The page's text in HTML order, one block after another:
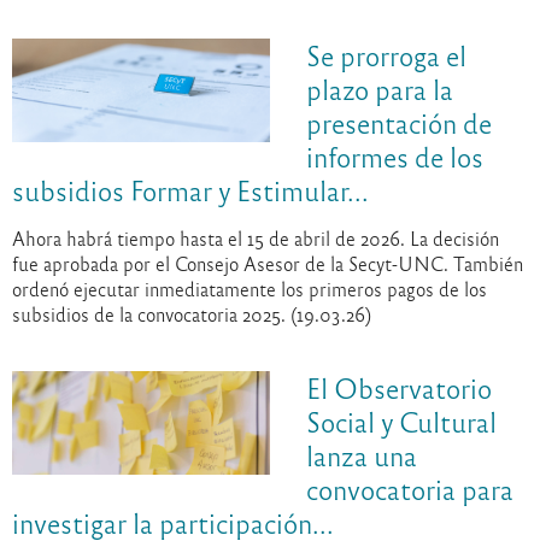
Se prorroga el
plazo para la
presentación de
informes de los
subsidios Formar y Estimular...
Ahora habrá tiempo hasta el 15 de abril de 2026. La decisión
fue aprobada por el Consejo Asesor de la Secyt-UNC. También
ordenó ejecutar inmediatamente los primeros pagos de los
subsidios de la convocatoria 2025. (19.03.26)
El Observatorio
Social y Cultural
lanza una
convocatoria para
investigar la participación...